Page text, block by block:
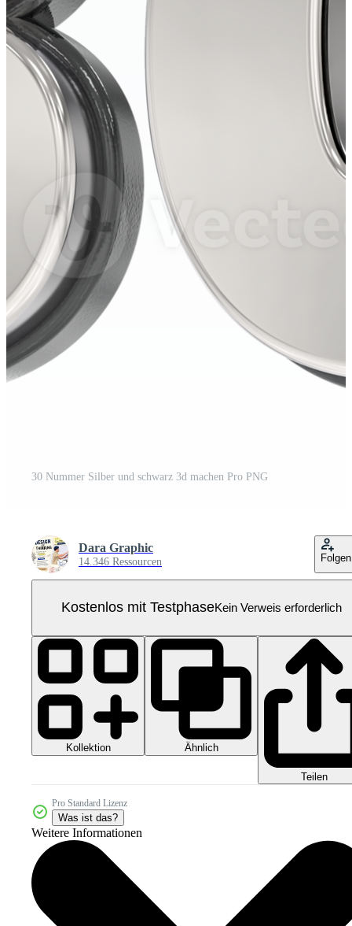
30 Nummer Silber und schwarz 3d machen Pro PNG
Dara Graphic
14.346 Ressourcen Folgen
Kostenlos mit TestphaseKein Verweis erforderlich
Kollektion Ähnlich
Teilen
Pro Standard Lizenz
Was ist das?
Weitere Informationen